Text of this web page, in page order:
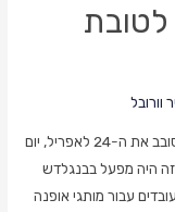
וורובל
שבוע מהפכת האופנה מתרחש מידי שנה בשבוע הסובב את ה-24 לאפריל, יום
בשנת 2013. ראנה פלאזה היה מפעל בבנגלדש
ששיכן מספר מפעלים ומתפרות, בו עבדו כ-5000 עובדים עבור מותגי אופנה